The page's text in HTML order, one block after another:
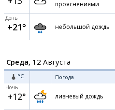
прояснениями
День
+21° небольшой дождь
Среда, 12 Августа
°C Погода
Ночь
+12° ливневый дождь